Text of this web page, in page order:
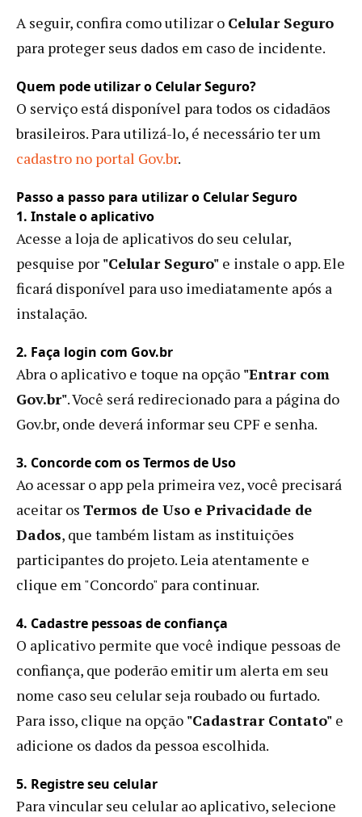
A seguir, confira como utilizar o Celular Seguro
para proteger seus dados em caso de incidente.
Quem pode utilizar o Celular Seguro?
O serviço está disponível para todos os cidadãos
brasileiros. Para utilizá-lo, é necessário ter um
cadastro no portal Gov.br.
Passo a passo para utilizar o Celular Seguro
1. Instale o aplicativo
Acesse a loja de aplicativos do seu celular,
pesquise por "Celular Seguro" e instale o app. Ele
ficará disponível para uso imediatamente após a
instalação.
2. Faça login com Gov.br
Abra o aplicativo e toque na opção "Entrar com
Gov.br". Você será redirecionado para a página do
Gov.br, onde deverá informar seu CPF e senha.
3. Concorde com os Termos de Uso
Ao acessar o app pela primeira vez, você precisará
aceitar os Termos de Uso e Privacidade de
Dados, que também listam as instituições
participantes do projeto. Leia atentamente e
clique em "Concordo" para continuar.
4. Cadastre pessoas de confiança
O aplicativo permite que você indique pessoas de
confiança, que poderão emitir um alerta em seu
nome caso seu celular seja roubado ou furtado.
Para isso, clique na opção "Cadastrar Contato" e
adicione os dados da pessoa escolhida.
5. Registre seu celular
Para vincular seu celular ao aplicativo, selecione